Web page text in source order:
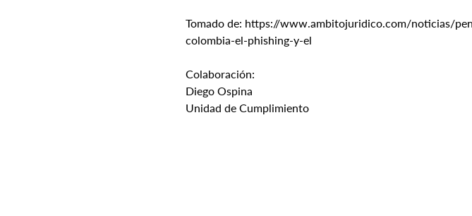
Tomado de: https://www.ambitojuridico.com/noticias/
colombia-el-phishing-y-el
Colaboración:
Diego Ospina
Unidad de Cumplimiento